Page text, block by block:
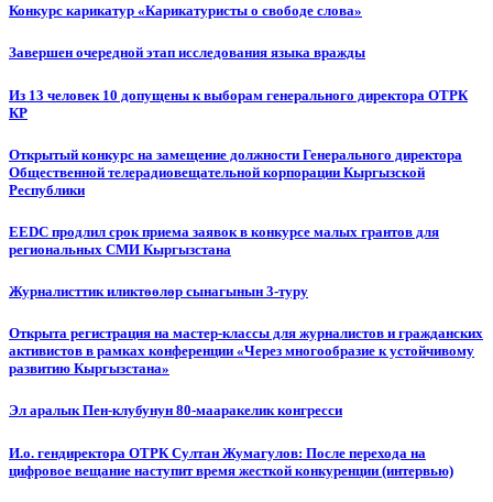
Конкурс карикатур «Карикатуристы о свободе слова»
Завершен очередной этап исследования языка вражды
Из 13 человек 10 допущены к выборам генерального директора ОТРК
КР
Открытый конкурс на замещение должности Генерального директора
Общественной телерадиовещательной корпорации Кыргызской
Республики
EEDC продлил срок приема заявок в конкурсе малых грантов для
региональных СМИ Кыргызстана
Журналисттик иликтөөлөр сынагынын 3-туру
Открыта регистрация на мастер-классы для журналистов и гражданских
активистов в рамках конференции «Через многообразие к устойчивому
развитию Кыргызстана»
Эл аралык Пен-клубунун 80-мааракелик конгресси
И.о. гендиректора ОТРК Султан Жумагулов: После перехода на
цифровое вещание наступит время жесткой конкуренции (интервью)